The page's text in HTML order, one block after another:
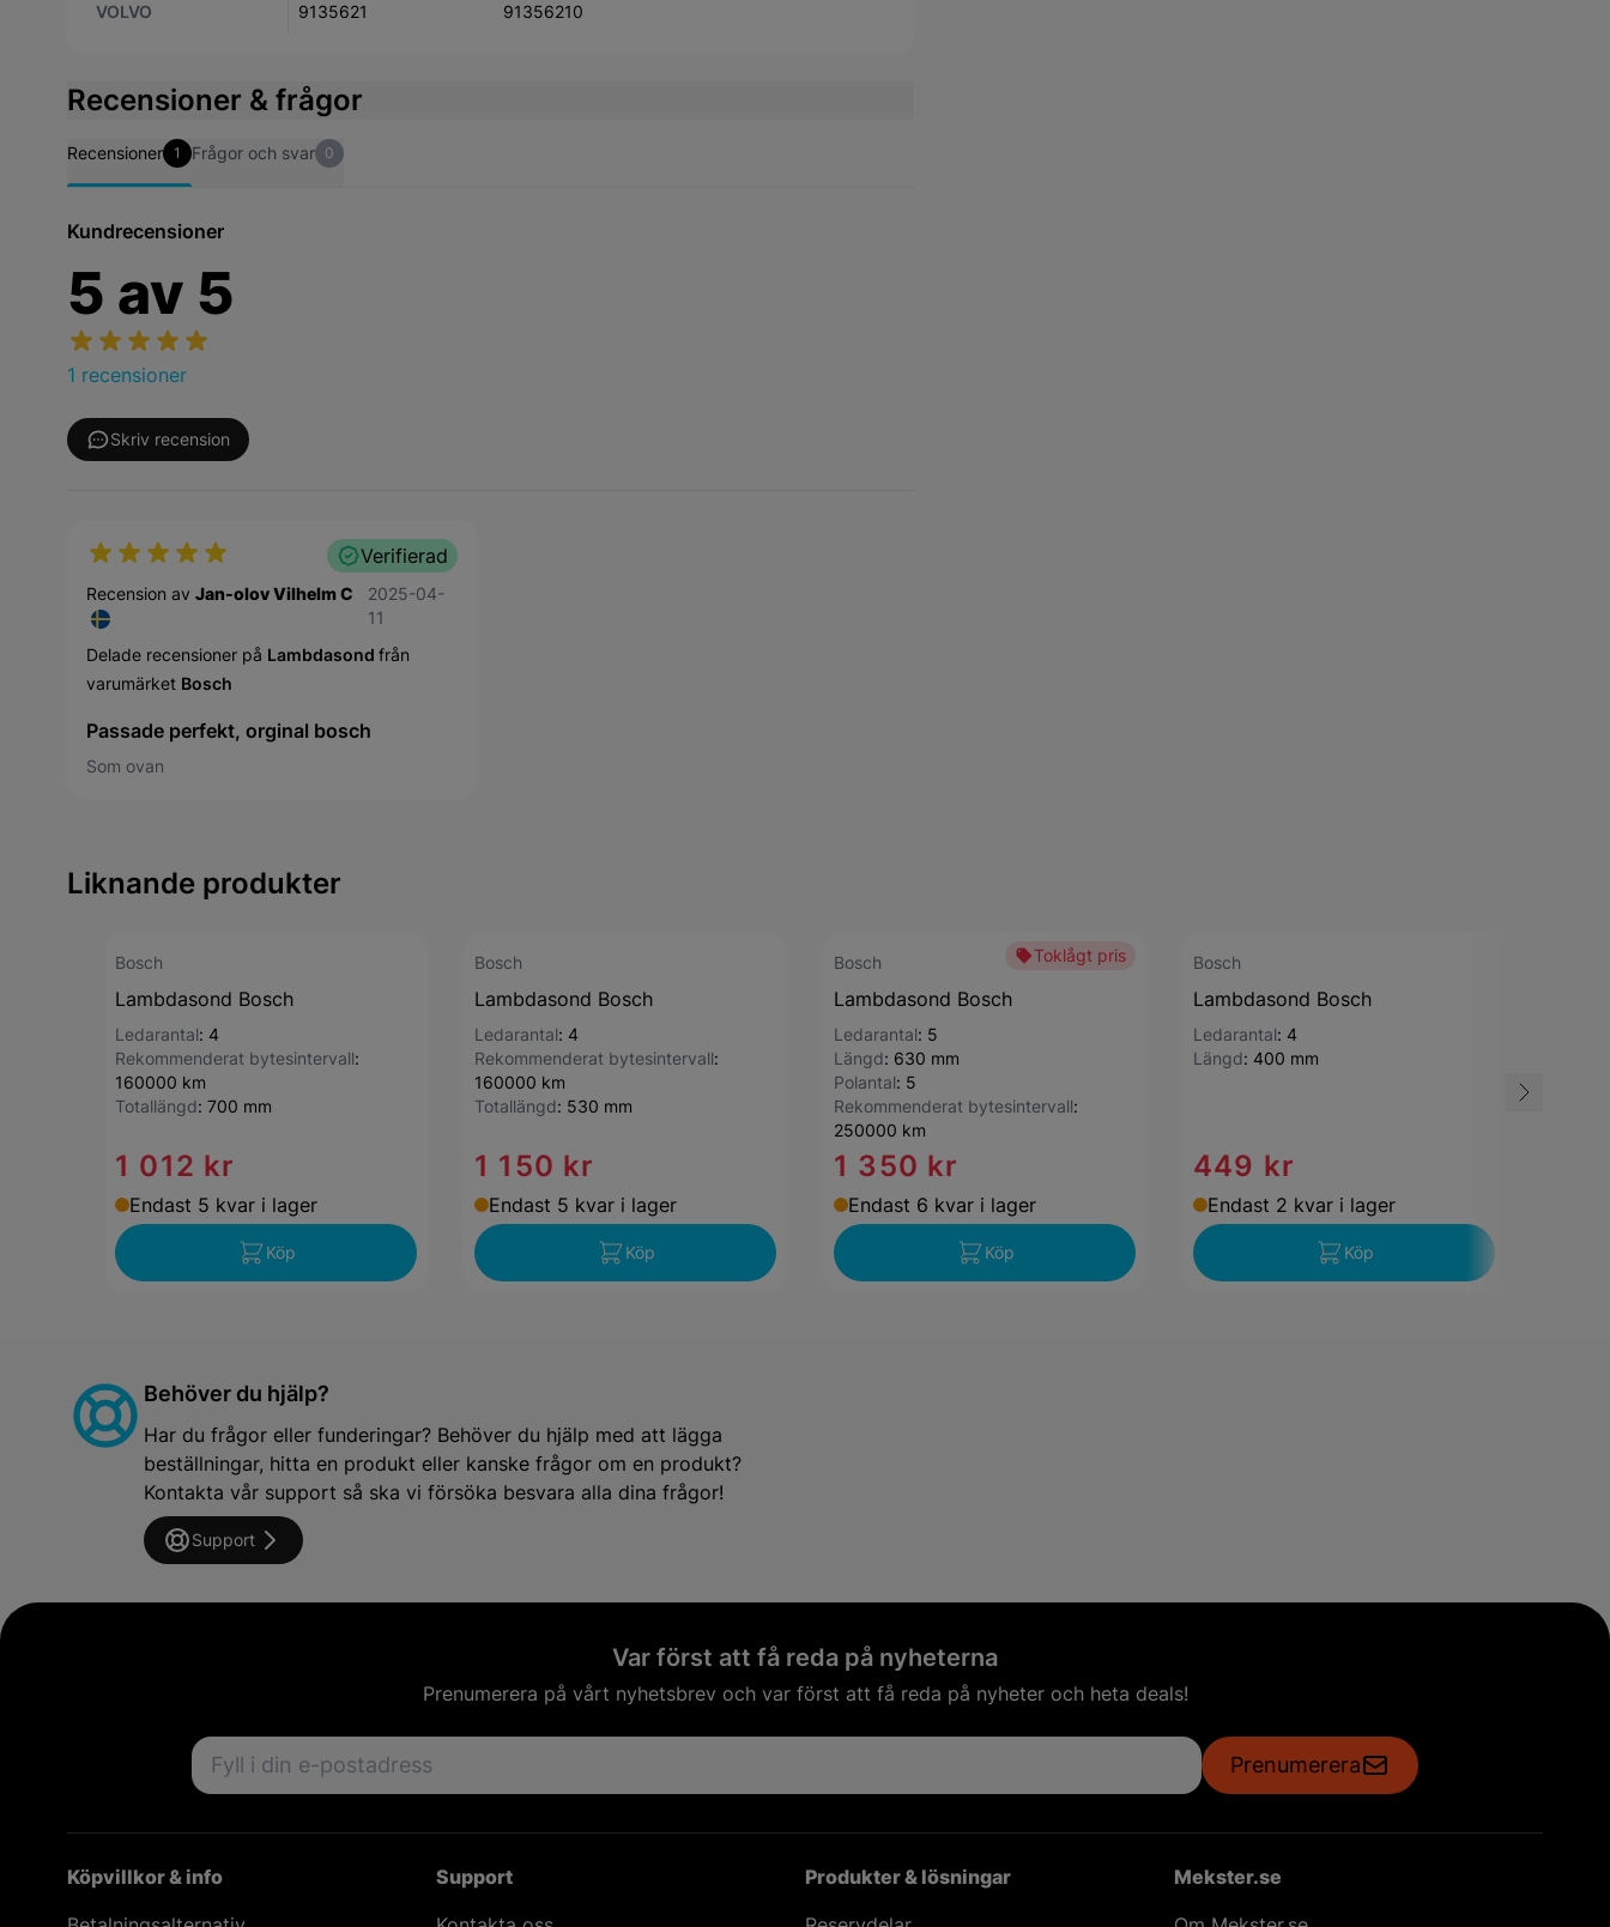
VOLVO 9135621 91356210
Recensioner & frågor
Recensioner 1 Frågor och svar 0
Kundrecensioner
5 av 5
1 recensioner
Skriv recension
Verifierad
Recension av Jan-olov Vilhelm C 11 april 2025
2025-04-
11
Delade recensioner på Lambdasond från
varumärket Bosch
Passade perfekt, orginal bosch
Som ovan
Liknande produkter
Bosch
Lambdasond Bosch
Ledarantal: 4
Rekommenderat bytesintervall:
160000 km
Totallängd: 700 mm
1 012 kr
Endast 5 kvar i lager
Köp
Bosch
Lambdasond Bosch
Ledarantal: 4
Rekommenderat bytesintervall:
160000 km
Totallängd: 530 mm
1 150 kr
Endast 5 kvar i lager
Köp
Toklågt pris
Bosch
Lambdasond Bosch
Ledarantal: 5
Längd: 630 mm
Polantal: 5
Rekommenderat bytesintervall:
250000 km
1 350 kr
Endast 6 kvar i lager
Köp
Bosch
Lambdasond Bosch
Ledarantal: 4
Längd: 400 mm
449 kr
Endast 2 kvar i lager
Köp
Behöver du hjälp?
Har du frågor eller funderingar? Behöver du hjälp med att lägga
beställningar, hitta en produkt eller kanske frågor om en produkt?
Kontakta vår support så ska vi försöka besvara alla dina frågor!
Support
Var först att få reda på nyheterna
Prenumerera på vårt nyhetsbrev och var först att få reda på nyheter och heta deals!
Email address
Prenumerera
Köpvillkor & info
Support
Produkter & lösningar
Mekster.se